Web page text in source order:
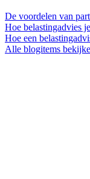
De voordelen van
Hoe belastingadvies
Hoe een
Alle blogitems